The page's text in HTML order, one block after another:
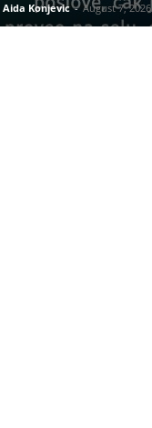
Aida Konjevic - August 7, 2026